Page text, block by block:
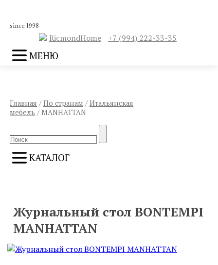
since 1998
RicmondHome +7 (994) 222-33-35
МЕНЮ
Главная /По странам /Итальянская
мебель / MANHATTAN
for:
КАТАЛОГ
Журнальный стол BONTEMPI
MANHATTAN